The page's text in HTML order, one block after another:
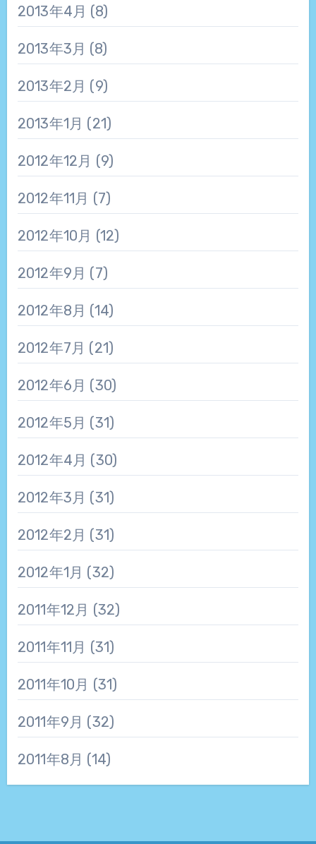
2013年4月 (8)
2013年3月 (8)
2013年2月 (9)
2013年1月 (21)
2012年12月 (9)
2012年11月 (7)
2012年10月 (12)
2012年9月 (7)
2012年8月 (14)
2012年7月 (21)
2012年6月 (30)
2012年5月 (31)
2012年4月 (30)
2012年3月 (31)
2012年2月 (31)
2012年1月 (32)
2011年12月 (32)
2011年11月 (31)
2011年10月 (31)
2011年9月 (32)
2011年8月 (14)